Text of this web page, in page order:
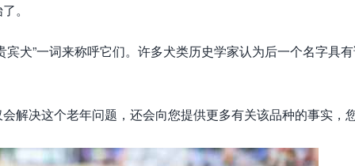
。
犬”一词来称呼它们。许多犬类历史学家认为后一个名字具
解决这个老年问题，还会向您提供更多有关该品种的事实，